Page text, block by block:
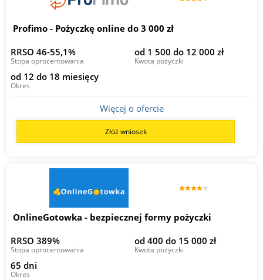
Profimo - Pożyczkę online do 3 000 zł
RRSO 46-55,1%
Stopa oprocentowania
od 1 500 do 12 000 zł
Kwota pożyczki
od 12 do 18 miesięcy
Okres
Więcej o ofercie
Złóż wniosek
OnlineGotowka - bezpiecznej formy pożyczki
RRSO 389%
Stopa oprocentowania
od 400 do 15 000 zł
Kwota pożyczki
65 dni
Okres